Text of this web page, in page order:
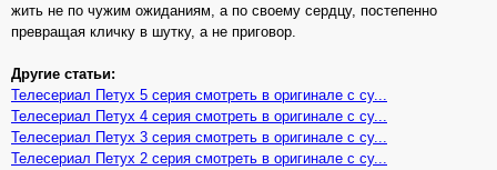
жить не по чужим ожиданиям, а по своему сердцу, постепенно
превращая кличку в шутку, а не приговор.
Другие статьи:
Телесериал Петух 5 серия смотреть в оригинале с су...
Телесериал Петух 4 серия смотреть в оригинале с су...
Телесериал Петух 3 серия смотреть в оригинале с су...
Телесериал Петух 2 серия смотреть в оригинале с су...